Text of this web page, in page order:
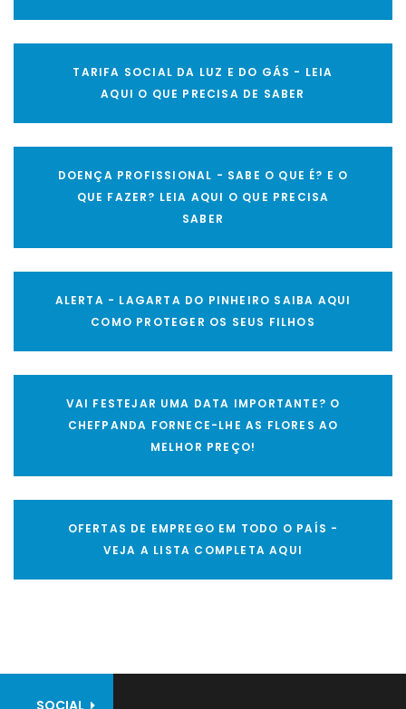
TARIFA SOCIAL DA LUZ E DO GÁS - LEIA
AQUI O QUE PRECISA DE SABER
DOENÇA PROFISSIONAL - SABE O QUE É? E O
QUE FAZER? LEIA AQUI O QUE PRECISA
SABER
ALERTA - LAGARTA DO PINHEIRO SAIBA AQUI
COMO PROTEGER OS SEUS FILHOS
VAI FESTEJAR UMA DATA IMPORTANTE? O
CHEFPANDA FORNECE-LHE AS FLORES AO
MELHOR PREÇO!
OFERTAS DE EMPREGO EM TODO O PAÍS -
VEJA A LISTA COMPLETA AQUI